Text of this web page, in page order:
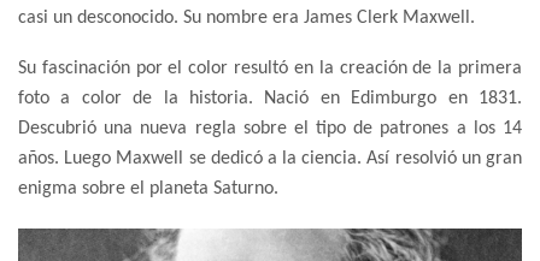
casi un desconocido. Su nombre era James Clerk Maxwell.
Su fascinación por el color resultó en la creación de la primera
foto a color de la historia. Nació en Edimburgo en 1831.
Descubrió una nueva regla sobre el tipo de patrones a los 14
años. Luego Maxwell se dedicó a la ciencia. Así resolvió un gran
enigma sobre el planeta Saturno.